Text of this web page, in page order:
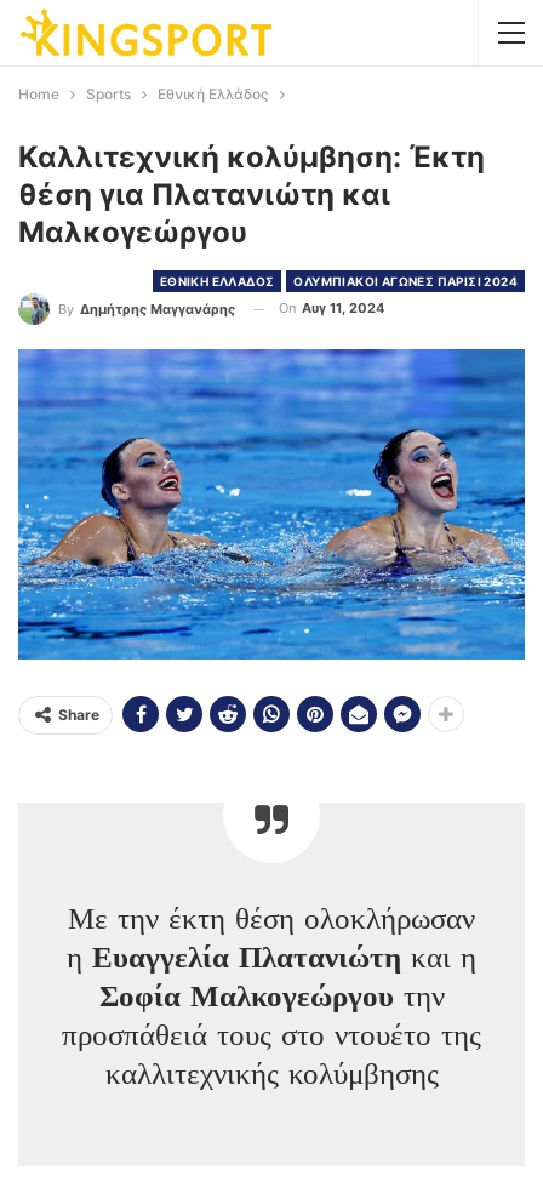
Home Sports Εθνική Ελλάδος
Καλλιτεχνική κολύμβηση: Έκτη
θέση για Πλατανιώτη και
Μαλκογεώργου
ΕΘΝΙΚΗ ΕΛΛΑΔΟΣ ΟΛΥΜΠΙΑΚΟΙ ΑΓΩΝΕΣ ΠΑΡΙΣΙ 2024
By Δημήτρης Μαγγανάρης On Αυγ 11, 2024
Share
Με την έκτη θέση ολοκλήρωσαν
η Ευαγγελία Πλατανιώτη και η
Σοφία Μαλκογεώργου την
προσπάθειά τους στο ντουέτο της
καλλιτεχνικής κολύμβησης